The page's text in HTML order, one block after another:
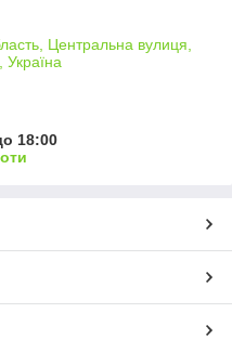
Центральна вулиця,
18:00